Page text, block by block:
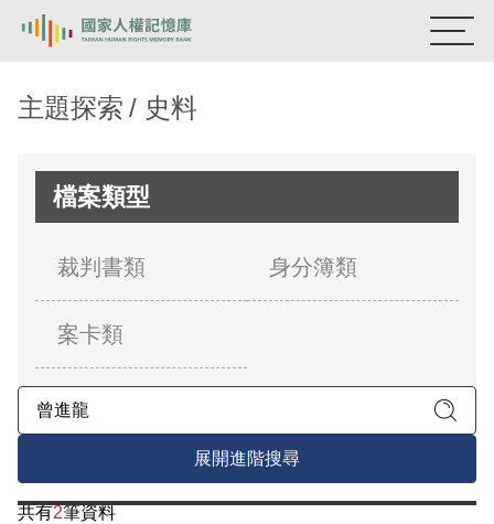
新生訓導處
關於我們
意見信箱
主題探索 史料
檔案類型
裁判書類 身分簿類
案卡類
展開進階搜尋
共有2筆資料